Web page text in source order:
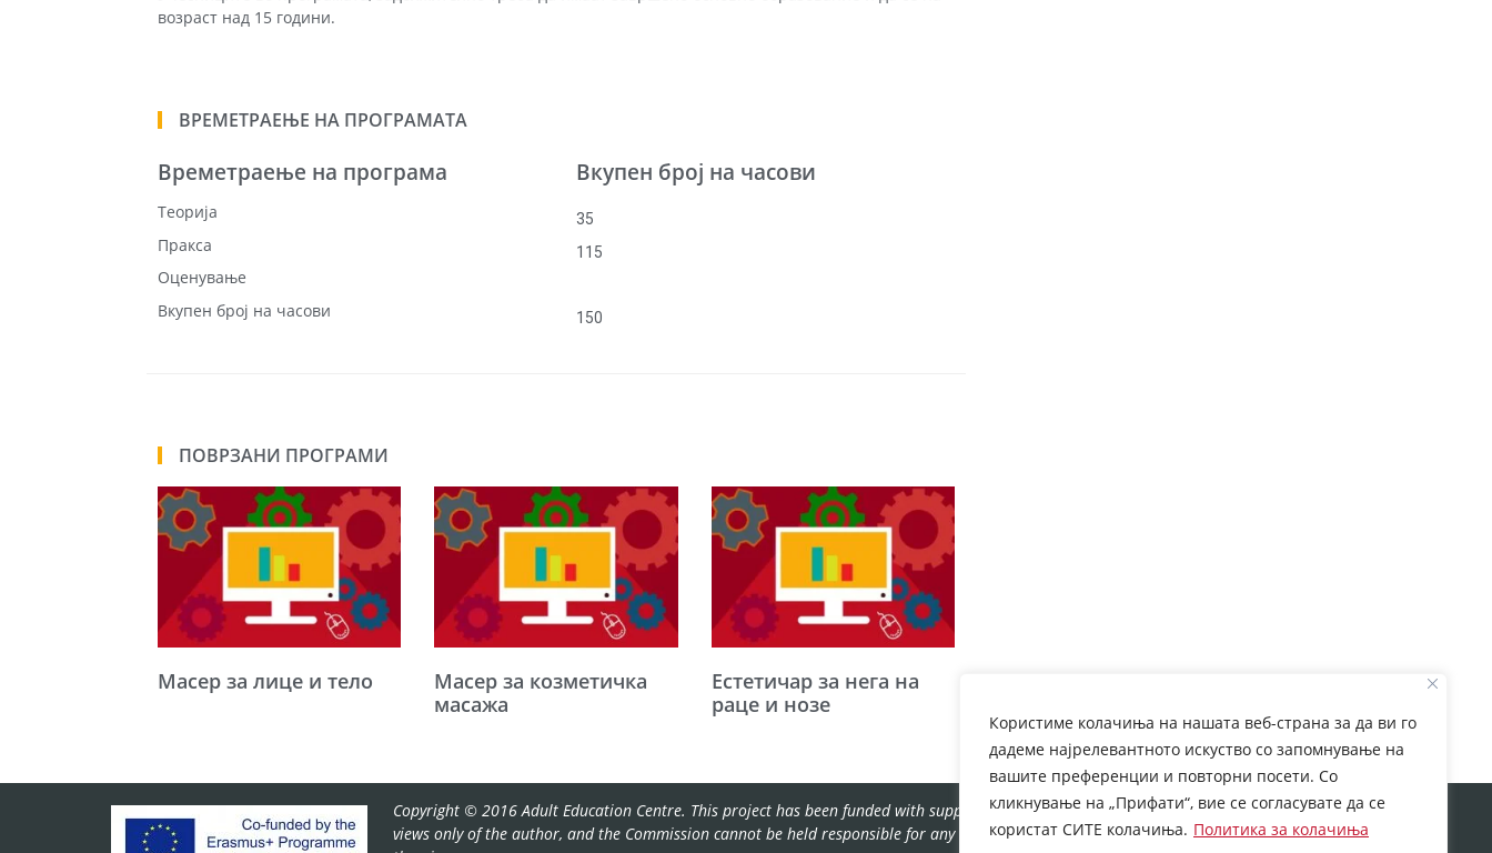
Користиме колачиња на нашата веб-страна за да ви го
дадеме најрелевантното искуство со запомнување на
вашите преференции и повторни посети. Со
кликнување на „Прифати“, вие се согласувате да се
користат СИТЕ колачиња. Политика за колачиња
возраст над 15 години.
ВРЕМЕТРАЕЊЕ НА ПРОГРАМАТА
Времетраење на програма
Теорија
Вкупен број на часови
35
Пракса 115
Оценување
Вкупен број на часови
150
ПОВРЗАНИ ПРОГРАМИ
Maсер за лице и тело
Масер за козметичка
масажа
Естетичар за нега на
раце и нозе
Copyright © 2016 Adult Education Centre. This project has been funded with support from European Commission. This web site reflects the
views only of the author, and the Commission cannot be held responsible for any use which may be made of the information contained